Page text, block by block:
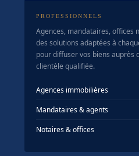
PROFESSIONNELS
Agences, mandataires, offices
des solutions adaptées à
pour diffuser vos biens auprès
clientèle qualifiée.
Agences immobilières
Mandataires & agents
Notaires & offices